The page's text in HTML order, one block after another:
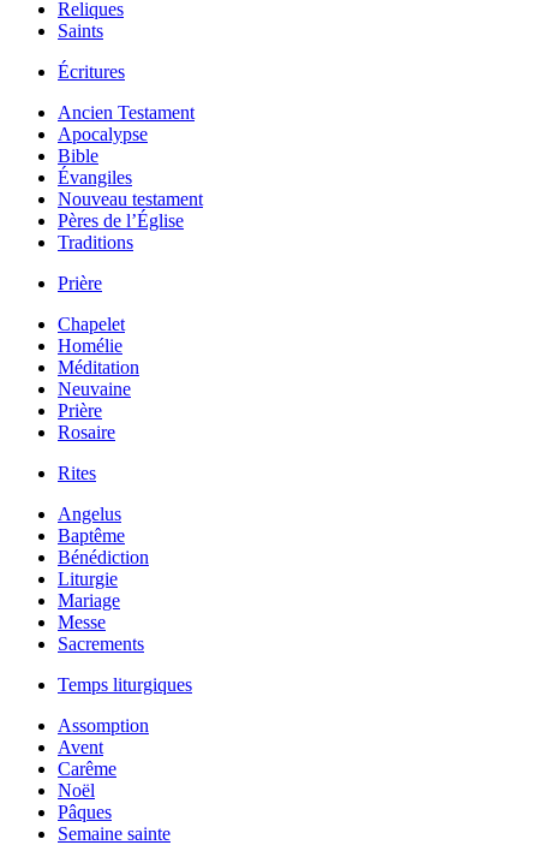
Reliques
Saints
Écritures
Ancien Testament
Apocalypse
Bible
Évangiles
Nouveau testament
Pères de l’Église
Traditions
Prière
Chapelet
Homélie
Méditation
Neuvaine
Prière
Rosaire
Rites
Angelus
Baptême
Bénédiction
Liturgie
Mariage
Messe
Sacrements
Temps liturgiques
Assomption
Avent
Carême
Noël
Pâques
Semaine sainte